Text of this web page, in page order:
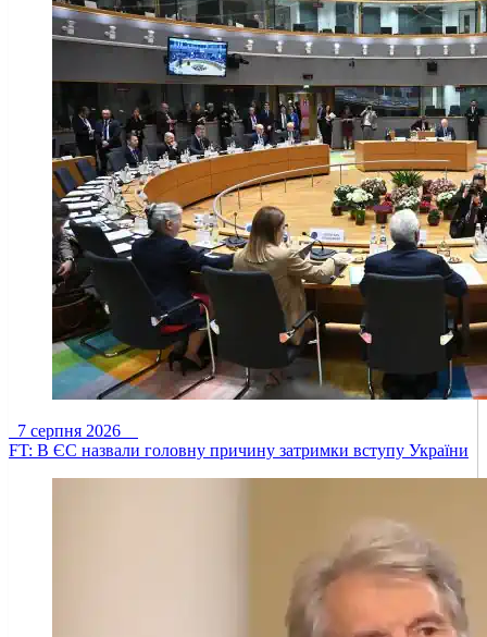
7 серпня 2026
FT: В ЄС назвали головну причину затримки вступу України